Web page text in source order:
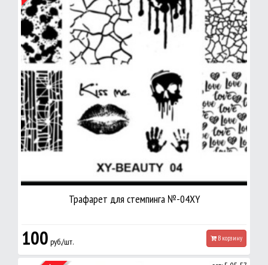
Трафарет для стемпинга №-04XY
100 руб./шт. В корзину